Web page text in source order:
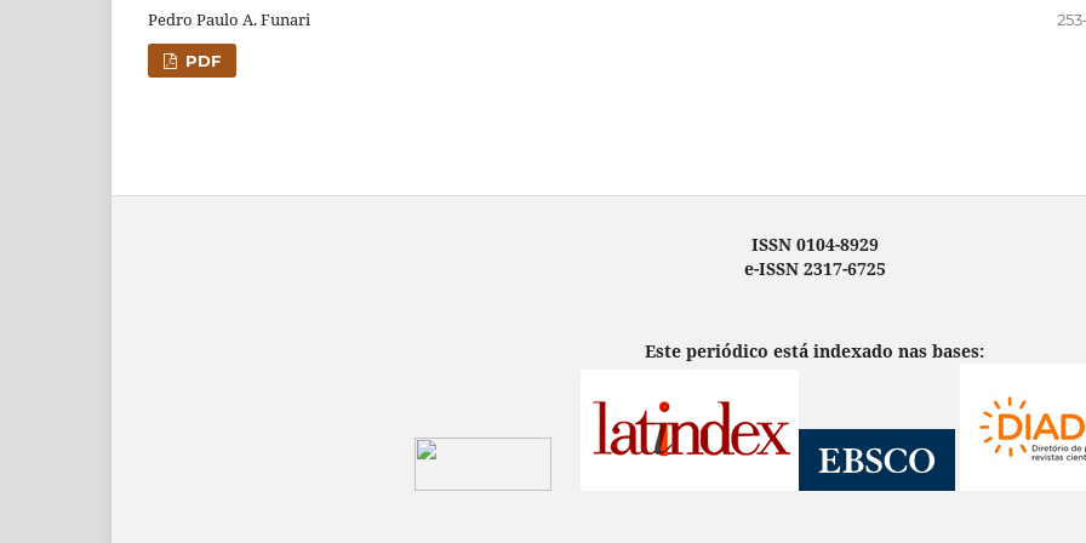
Pedro Paulo A. Funari
PDF
ISSN 0104-8929
e-ISSN 2317-6725
Este periódico está indexado nas bases: